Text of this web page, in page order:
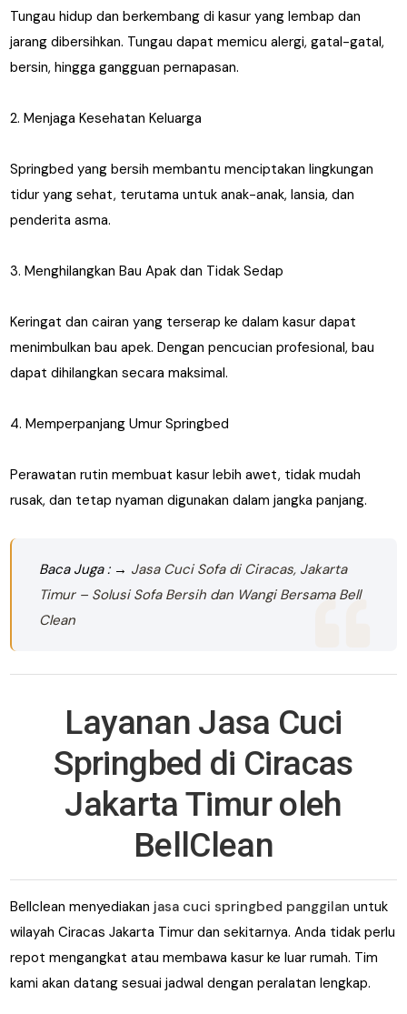
Tungau hidup dan berkembang di kasur yang lembap dan
jarang dibersihkan. Tungau dapat memicu alergi, gatal-gatal,
bersin, hingga gangguan pernapasan.
2. Menjaga Kesehatan Keluarga
Springbed yang bersih membantu menciptakan lingkungan
tidur yang sehat, terutama untuk anak-anak, lansia, dan
penderita asma.
3. Menghilangkan Bau Apak dan Tidak Sedap
Keringat dan cairan yang terserap ke dalam kasur dapat
menimbulkan bau apek. Dengan pencucian profesional, bau
dapat dihilangkan secara maksimal.
4. Memperpanjang Umur Springbed
Perawatan rutin membuat kasur lebih awet, tidak mudah
rusak, dan tetap nyaman digunakan dalam jangka panjang.
Baca Juga : → Jasa Cuci Sofa di Ciracas, Jakarta
Timur – Solusi Sofa Bersih dan Wangi Bersama Bell
Clean
Layanan Jasa Cuci
Springbed di Ciracas
Jakarta Timur oleh
BellClean
Bellclean menyediakan jasa cuci springbed panggilan untuk
wilayah Ciracas Jakarta Timur dan sekitarnya. Anda tidak perlu
repot mengangkat atau membawa kasur ke luar rumah. Tim
kami akan datang sesuai jadwal dengan peralatan lengkap.